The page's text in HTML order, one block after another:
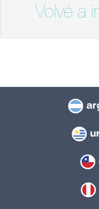
Volvé a